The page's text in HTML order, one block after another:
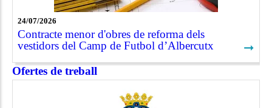
24/07/2026
Contracte menor d'obres de reforma dels
vestidors del Camp de Futbol d’Albercutx
➞
Ofertes de treball